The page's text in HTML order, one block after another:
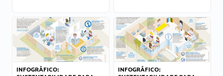
INFOGRÁFICO:
INFOGRÁFICO: